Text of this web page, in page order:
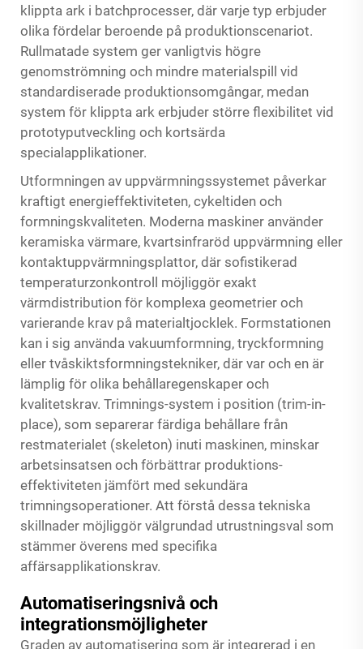
klippta ark i batchprocesser, där varje typ erbjuder
olika fördelar beroende på produktionscenariot.
Rullmatade system ger vanligtvis högre
genomströmning och mindre materialspill vid
standardiserade produktionsomgångar, medan
system för klippta ark erbjuder större flexibilitet vid
prototyputveckling och kortsärda
specialapplikationer.
Utformningen av uppvärmningssystemet påverkar
kraftigt energieffektiviteten, cykeltiden och
formningskvaliteten. Moderna maskiner använder
keramiska värmare, kvartsinfraröd uppvärmning eller
kontaktuppvärmningsplattor, där sofistikerad
temperaturzonkontroll möjliggör exakt
värmdistribution för komplexa geometrier och
varierande krav på materialtjocklek. Formstationen
kan i sig använda vakuumformning, tryckformning
eller tvåskiktsformningstekniker, där var och en är
lämplig för olika behållaregenskaper och
kvalitetskrav. Trimnings-system i position (trim-in-
place), som separerar färdiga behållare från
restmaterialet (skeleton) inuti maskinen, minskar
arbetsinsatsen och förbättrar produktions-
effektiviteten jämfört med sekundära
trimningsoperationer. Att förstå dessa tekniska
skillnader möjliggör välgrundad utrustningsval som
stämmer överens med specifika
affärsapplikationskrav.
Automatiseringsnivå och
integrationsmöjligheter
Graden av automatisering som är integrerad i en